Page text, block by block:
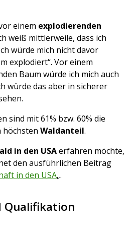
einem explodierenden
weiß mittlerweile, dass ich
würde mich nicht davor
explodiert“. Vor einem
Baum würde ich mich auch
würde das aber in sicherer
sind mit 61% bzw. 60% die
höchsten Waldanteil.
in den USAerfahren möchte,
den ausführlichen Beitrag
in den USA„.
Qualifikation